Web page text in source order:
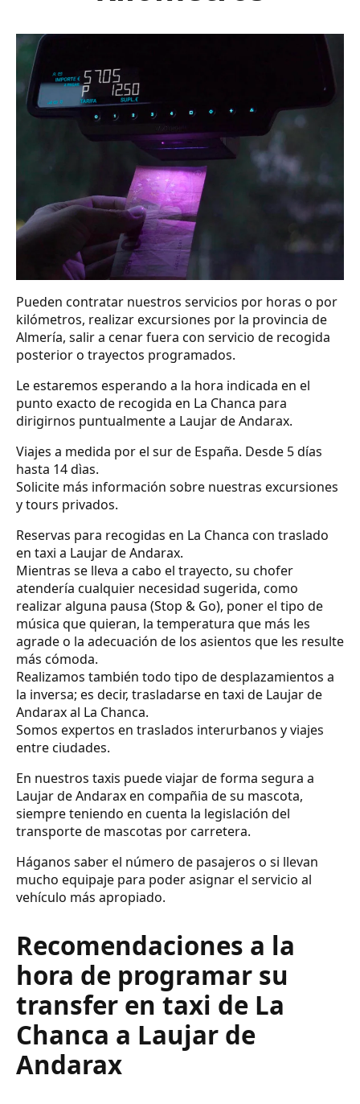
Pueden contratar nuestros servicios por horas o por
kilómetros, realizar excursiones por la provincia de
Almería, salir a cenar fuera con servicio de recogida
posterior o trayectos programados.
Le estaremos esperando a la hora indicada en el
punto exacto de recogida en La Chanca para
dirigirnos puntualmente a Laujar de Andarax.
Viajes a medida por el sur de España. Desde 5 días
hasta 14 dìas.
Solicite más información sobre nuestras excursiones
y tours privados.
Reservas para recogidas en La Chanca con traslado
en taxi a Laujar de Andarax.
Mientras se lleva a cabo el trayecto, su chofer
atendería cualquier necesidad sugerida, como
realizar alguna pausa (Stop & Go), poner el tipo de
música que quieran, la temperatura que más les
agrade o la adecuación de los asientos que les resulte
más cómoda.
Realizamos también todo tipo de desplazamientos a
la inversa; es decir, trasladarse en taxi de Laujar de
Andarax al La Chanca.
Somos expertos en traslados interurbanos y viajes
entre ciudades.
En nuestros taxis puede viajar de forma segura a
Laujar de Andarax en compañia de su mascota,
siempre teniendo en cuenta la legislación del
transporte de mascotas por carretera.
Háganos saber el número de pasajeros o si llevan
mucho equipaje para poder asignar el servicio al
vehículo más apropiado.
Recomendaciones a la
hora de programar su
transfer en taxi de La
Chanca a Laujar de
Andarax